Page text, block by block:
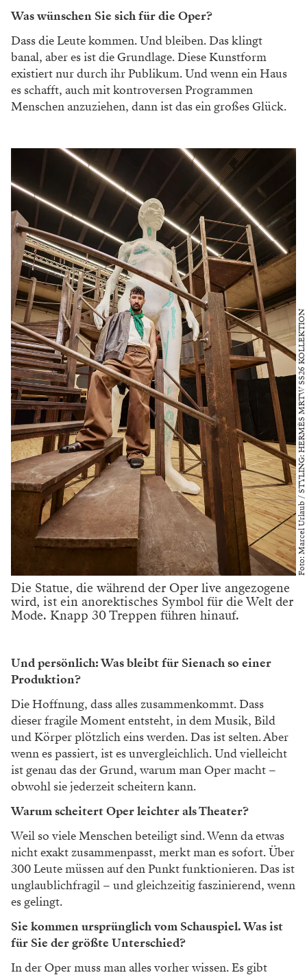
Was wünschen Sie sich für die Oper?
Dass die Leute kommen. Und bleiben.Das klingt
banal, aber es ist die Grundlage. DieseKunstform
existiert nur durch ihr Publikum. Undwenn ein Haus
es schafft, auch mit kontroversenProgrammen
Menschen anzuziehen, dann istdas ein großes Glück.
Foto: Marcel Urlaub / STYLING: HERMÈS MRTW SS26 KOLLEKTION
Die Statue, die während der Oper live angezogene
wird, ist ein anorektisches Symbol für die Welt der
Mode. Knapp 30 Treppen führen hinauf.
Und persönlich: Was bleibt für Sienach so einer
Produktion?
Die Hoffnung, dass alles zusammenkommt.Dass
dieser fragile Moment entsteht, in demMusik, Bild
und Körper plötzlich eins werden.Das ist selten. Aber
wenn es passiert, ist es unvergleichlich. Und vielleicht
ist genau das derGrund, warum man Oper macht –
obwohl siejederzeit scheitern kann.
Warum scheitert Oper leichter als Theater?
Weil so viele Menschen beteiligt sind. Wennda etwas
nicht exakt zusammenpasst, merktman es sofort. Über
300 Leute müssen aufden Punkt funktionieren. Das ist
unglaublichfragil – und gleichzeitig faszinierend, wenn
es gelingt.
Sie kommen ursprünglich vom Schauspiel. Was ist
für Sie der größte Unterschied?
In der Oper muss man alles vorher wissen. Es gibt